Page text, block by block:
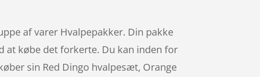
af varer Hvalpepakker. Din pakke
at købe det forkerte. Du kan inden for
sin Red Dingo hvalpesæt, Orange